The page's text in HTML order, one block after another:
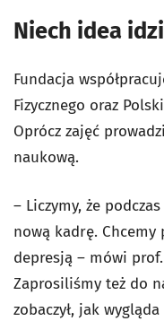
Niech idea
Fundacja
Fizycznego oraz
Oprócz zajęć
naukową.
– Liczymy, że
nową kadrę. Chcemy
depresją – mówi
Zaprosiliśmy też do
zobaczył, jak